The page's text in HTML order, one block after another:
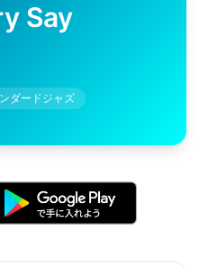
Say
ダードジャズ